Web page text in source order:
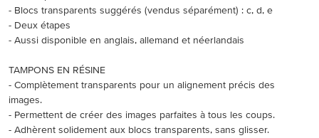
- Blocs transparents suggérés (vendus séparément) : c, d, e
- Deux étapes
- Aussi disponible en anglais, allemand et néerlandais
TAMPONS EN RÉSINE
- Complètement transparents pour un alignement précis des
images.
- Permettent de créer des images parfaites à tous les coups.
- Adhèrent solidement aux blocs transparents, sans glisser.